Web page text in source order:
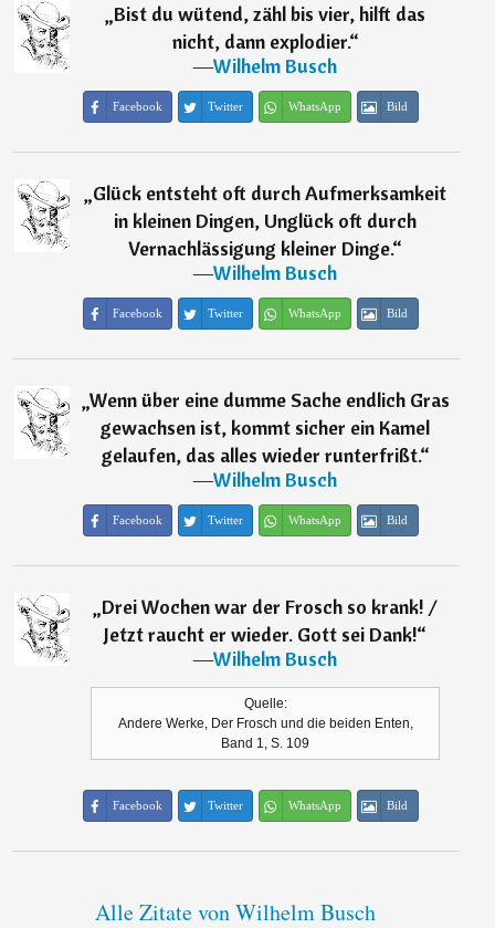
„Bist du wütend, zähl bis vier, hilft das
nicht, dann explodier.“
―Wilhelm Busch
Facebook Twitter WhatsApp Bild
„Glück entsteht oft durch Aufmerksamkeit
in kleinen Dingen, Unglück oft durch
Vernachlässigung kleiner Dinge.“
―Wilhelm Busch
Facebook Twitter WhatsApp Bild
„Wenn über eine dumme Sache endlich Gras
gewachsen ist, kommt sicher ein Kamel
gelaufen, das alles wieder runterfrißt.“
―Wilhelm Busch
Facebook Twitter WhatsApp Bild
„Drei Wochen war der Frosch so krank! /
Jetzt raucht er wieder. Gott sei Dank!“
―Wilhelm Busch
Quelle:
Andere Werke, Der Frosch und die beiden Enten,
Band 1, S. 109
Facebook Twitter WhatsApp Bild
Alle Zitate von Wilhelm Busch